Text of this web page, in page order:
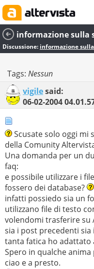
informazione
Discussione: informazione
Tags: Nessun
vigilesaid:
06-02-2004
Scusate solo oggi mi
della Comunity
Una domanda per un
faq:
e possibile utilizzare i
fossero dei database?
infatti possiedo sia un
utilizzano file di testo
volendomi trasferire su
sia i post precedenti
tanta fatica ho adattato
Spero in qualche
ciao e a presto.